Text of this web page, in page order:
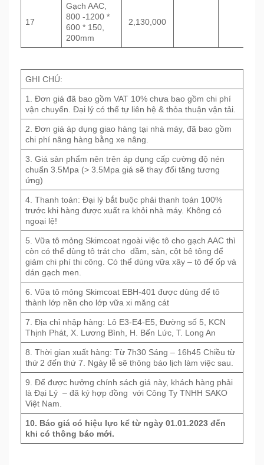
17
Gạch AAC,
800 -1200 *
600 * 150,
200mm
2,130,000
GHI CHÚ:
1. Đơn giá đã bao gồm VAT 10% chưa bao gồm chi phí
vận chuyển. Đại lý có thể tự liên hệ & thỏa thuận vận tải.
2. Đơn giá áp dụng giao hàng tại nhà máy, đã bao gồm
chi phí nâng hàng bằng xe nâng.
3. Giá sản phẩm nên trên áp dụng cấp cường độ nén
chuẩn 3.5Mpa (> 3.5Mpa giá sẽ thay đổi tăng tương
ứng)
4. Thanh toán: Đại lý bắt buộc phải thanh toán 100%
trước khi hàng được xuất ra khỏi nhà máy. Không có
ngoại lệ!
5. Vữa tô mỏng Skimcoat ngoài việc tô cho gạch AAC thì
còn có thể dùng tô trát cho dầm, sàn, cột bê tông để
giảm chi phí thi công. Có thể dùng vữa xây – tô để ốp và
dán gạch men.
6. Vữa tô mỏng Skimcoat EBH-401 được dùng để tô
thành lớp nền cho lớp vữa xi măng cát
7. Địa chỉ nhập hàng: Lô E3-E4-E5, Đường số 5, KCN
Thịnh Phát, X. Lương Bình, H. Bến Lức, T. Long An
8. Thời gian xuất hàng: Từ 7h30 Sáng – 16h45 Chiều từ
thứ 2 đến thứ 7. Ngày lễ sẽ thông báo lịch làm việc sau.
9. Để được hưởng chính sách giá này, khách hàng phải
là Đại Lý – đã ký hợp đồng với Công Ty TNHH SAKO
Việt Nam.
10. Báo giá có hiệu lực kể từ ngày 01.01.2023 đến
khi có thông báo mới.